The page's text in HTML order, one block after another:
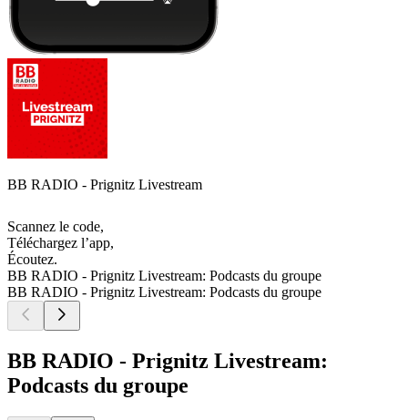
BB RADIO - Prignitz Livestream
Scannez le code,
Téléchargez l’app,
Écoutez.
BB RADIO - Prignitz Livestream: Podcasts du groupe
BB RADIO - Prignitz Livestream: Podcasts du groupe
BB RADIO - Prignitz Livestream:
Podcasts du groupe